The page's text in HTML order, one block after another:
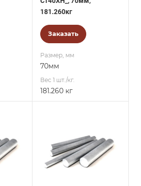
181.260кг
Заказать
Размер, мм
70мм
Вес 1 шт./кг.
181.260 кг